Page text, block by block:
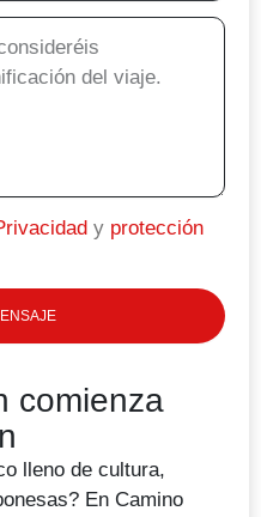
y protección
comienza
lleno de cultura,
En Camino